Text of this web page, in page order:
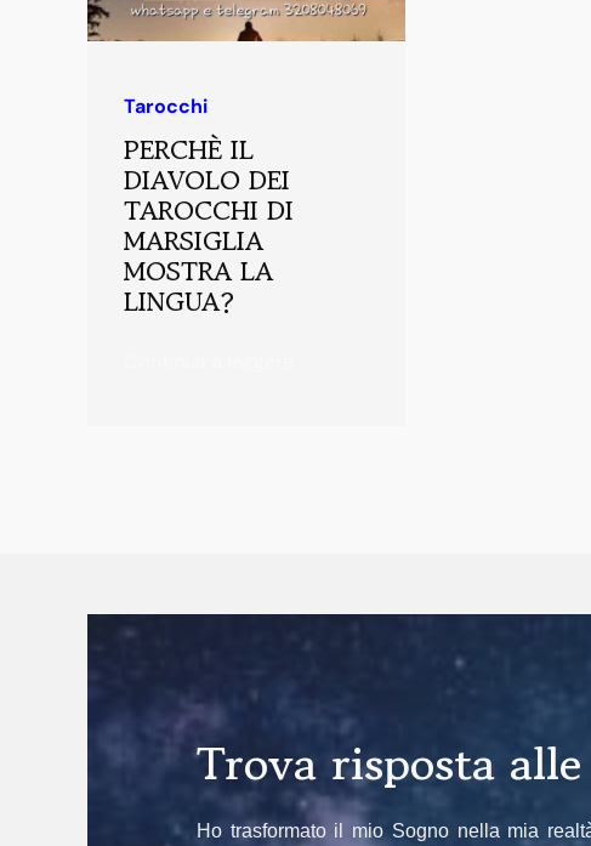
Tarocchi
PERCHÈ IL
DIAVOLO DEI
TAROCCHI DI
MARSIGLIA
MOSTRA LA
LINGUA?
Trova risposta
Ho trasformato il mio Sogno nella mia